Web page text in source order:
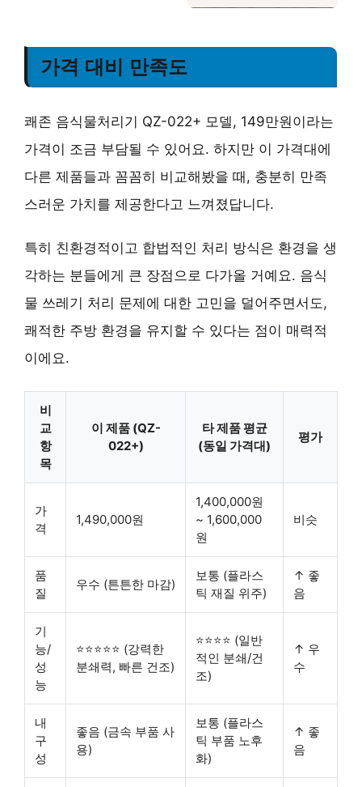
가격 대비 만족도
쾌존 음식물처리기 QZ-022+ 모델, 149만원이라는
가격이 조금 부담될 수 있어요. 하지만 이 가격대에
다른 제품들과 꼼꼼히 비교해봤을 때, 충분히 만족
스러운 가치를 제공한다고 느껴졌답니다.
특히 친환경적이고 합법적인 처리 방식은 환경을 생
각하는 분들에게 큰 장점으로 다가올 거예요. 음식
물 쓰레기 처리 문제에 대한 고민을 덜어주면서도,
쾌적한 주방 환경을 유지할 수 있다는 점이 매력적
이에요.
비
교
항
목
이 제품 (QZ-
022+)
타 제품 평균
(동일 가격대)
평가
가
격
1,490,000원
1,400,000원
~ 1,600,000
원
비슷
품
질
우수 (튼튼한 마감)
보통 (플라스
틱 재질 위주)
↑ 좋
음
기
능/
성
능
⭐⭐⭐⭐⭐ (강력한
분쇄력, 빠른 건조)
⭐⭐⭐⭐ (일반
적인 분쇄/건
조)
↑ 우
수
내
구
성
좋음 (금속 부품 사
용)
보통 (플라스
틱 부품 노후
화)
↑ 좋
음